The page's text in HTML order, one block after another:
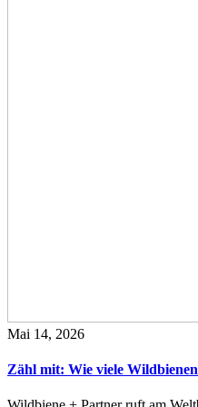
Mai 14, 2026
Zähl mit: Wie viele